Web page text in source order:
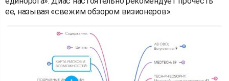
ее, называя «свежим обзором визионеров».